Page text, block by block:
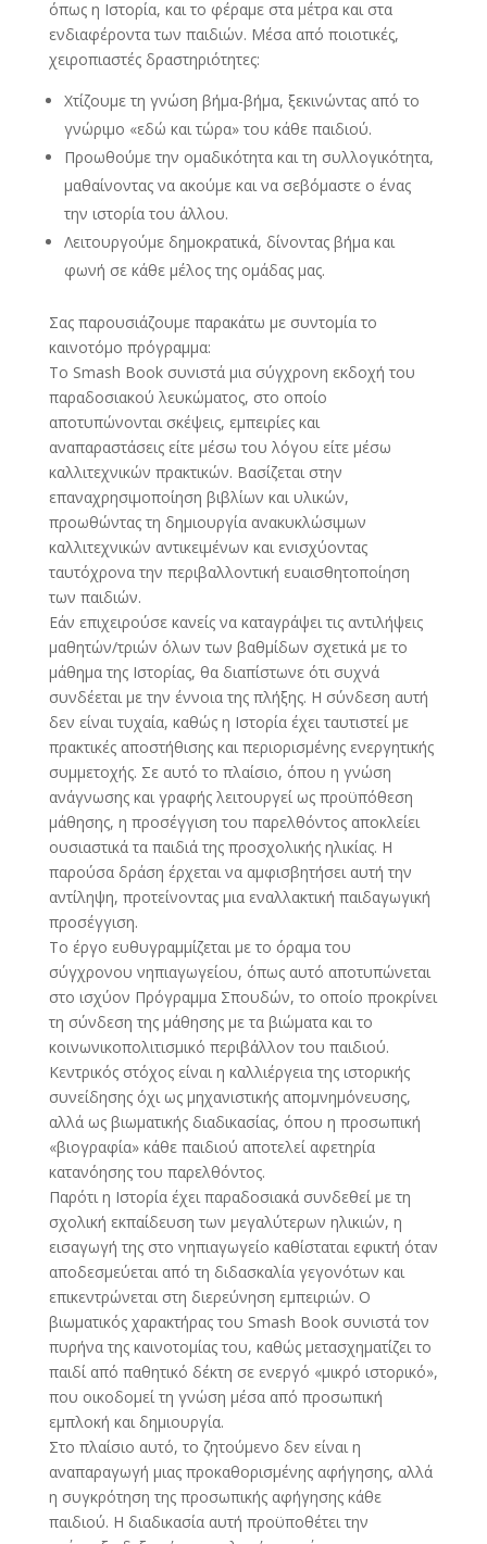
όπως η Ιστορία, και το φέραμε στα μέτρα και στα
ενδιαφέροντα των παιδιών. Μέσα από ποιοτικές,
χειροπιαστές δραστηριότητες:
Χτίζουμε τη γνώση βήμα-βήμα, ξεκινώντας από το
γνώριμο «εδώ και τώρα» του κάθε παιδιού.
Προωθούμε την ομαδικότητα και τη συλλογικότητα,
μαθαίνοντας να ακούμε και να σεβόμαστε ο ένας
την ιστορία του άλλου.
Λειτουργούμε δημοκρατικά, δίνοντας βήμα και
φωνή σε κάθε μέλος της ομάδας μας.
Σας παρουσιάζουμε παρακάτω με συντομία το
καινοτόμο πρόγραμμα:
Το Smash Book συνιστά μια σύγχρονη εκδοχή του
παραδοσιακού λευκώματος, στο οποίο
αποτυπώνονται σκέψεις, εμπειρίες και
αναπαραστάσεις είτε μέσω του λόγου είτε μέσω
καλλιτεχνικών πρακτικών. Βασίζεται στην
επαναχρησιμοποίηση βιβλίων και υλικών,
προωθώντας τη δημιουργία ανακυκλώσιμων
καλλιτεχνικών αντικειμένων και ενισχύοντας
ταυτόχρονα την περιβαλλοντική ευαισθητοποίηση
των παιδιών.
Εάν επιχειρούσε κανείς να καταγράψει τις αντιλήψεις
μαθητών/τριών όλων των βαθμίδων σχετικά με το
μάθημα της Ιστορίας, θα διαπίστωνε ότι συχνά
συνδέεται με την έννοια της πλήξης. Η σύνδεση αυτή
δεν είναι τυχαία, καθώς η Ιστορία έχει ταυτιστεί με
πρακτικές αποστήθισης και περιορισμένης ενεργητικής
συμμετοχής. Σε αυτό το πλαίσιο, όπου η γνώση
ανάγνωσης και γραφής λειτουργεί ως προϋπόθεση
μάθησης, η προσέγγιση του παρελθόντος αποκλείει
ουσιαστικά τα παιδιά της προσχολικής ηλικίας. Η
παρούσα δράση έρχεται να αμφισβητήσει αυτή την
αντίληψη, προτείνοντας μια εναλλακτική παιδαγωγική
προσέγγιση.
Το έργο ευθυγραμμίζεται με το όραμα του
σύγχρονου νηπιαγωγείου, όπως αυτό αποτυπώνεται
στο ισχύον Πρόγραμμα Σπουδών, το οποίο προκρίνει
τη σύνδεση της μάθησης με τα βιώματα και το
κοινωνικοπολιτισμικό περιβάλλον του παιδιού.
Κεντρικός στόχος είναι η καλλιέργεια της ιστορικής
συνείδησης όχι ως μηχανιστικής απομνημόνευσης,
αλλά ως βιωματικής διαδικασίας, όπου η προσωπική
«βιογραφία» κάθε παιδιού αποτελεί αφετηρία
κατανόησης του παρελθόντος.
Παρότι η Ιστορία έχει παραδοσιακά συνδεθεί με τη
σχολική εκπαίδευση των μεγαλύτερων ηλικιών, η
εισαγωγή της στο νηπιαγωγείο καθίσταται εφικτή όταν
αποδεσμεύεται από τη διδασκαλία γεγονότων και
επικεντρώνεται στη διερεύνηση εμπειριών. Ο
βιωματικός χαρακτήρας του Smash Book συνιστά τον
πυρήνα της καινοτομίας του, καθώς μετασχηματίζει το
παιδί από παθητικό δέκτη σε ενεργό «μικρό ιστορικό»,
που οικοδομεί τη γνώση μέσα από προσωπική
εμπλοκή και δημιουργία.
Στο πλαίσιο αυτό, το ζητούμενο δεν είναι η
αναπαραγωγή μιας προκαθορισμένης αφήγησης, αλλά
η συγκρότηση της προσωπικής αφήγησης κάθε
παιδιού. Η διαδικασία αυτή προϋποθέτει την